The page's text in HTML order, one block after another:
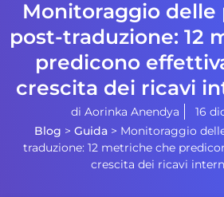
Monitoraggio delle
post-traduzione: 12
predicono
crescita dei ricavi
di Aorinka Anendya
16
Blog > Guida > Monitoraggio
traduzione: 12 metriche che
crescita dei ricavi